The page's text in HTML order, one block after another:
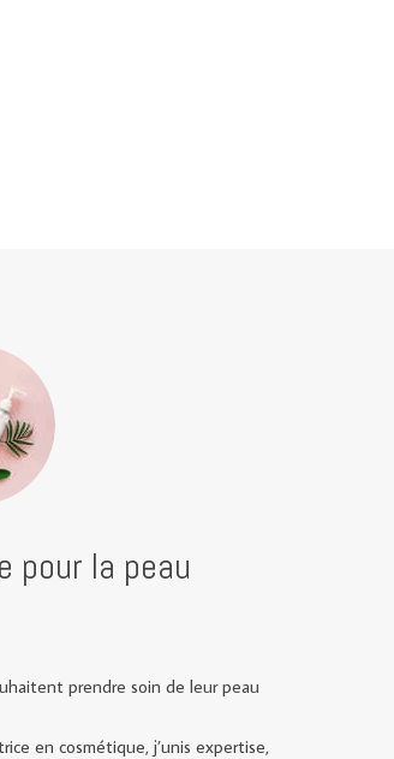
pour la peau
prendre soin de leur peau
en cosmétique, j’unis expertise,